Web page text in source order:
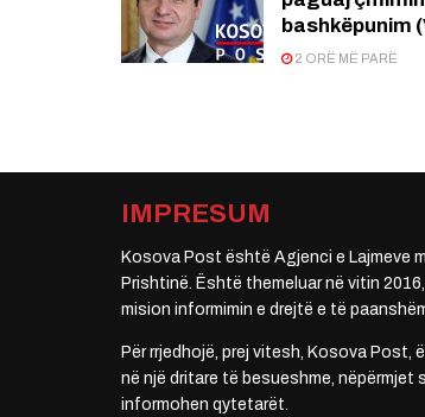
bashkëpunim
2 ORË MË PARË
IMPRESUM
Kosova Post është Agjenci e Lajmeve
Prishtinë. Është themeluar në vitin
mision informimin e drejtë e të
Për rrjedhojë, prej vitesh, Kosova Post,
në një dritare të besueshme, nëpërmjet
informohen qytetarët.